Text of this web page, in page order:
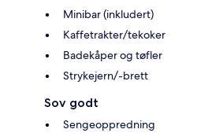
Minibar (inkludert)
Kaffetrakter/tekoker
Badekåper og tøfler
Strykejern/-brett
Sov godt
Sengeoppredning